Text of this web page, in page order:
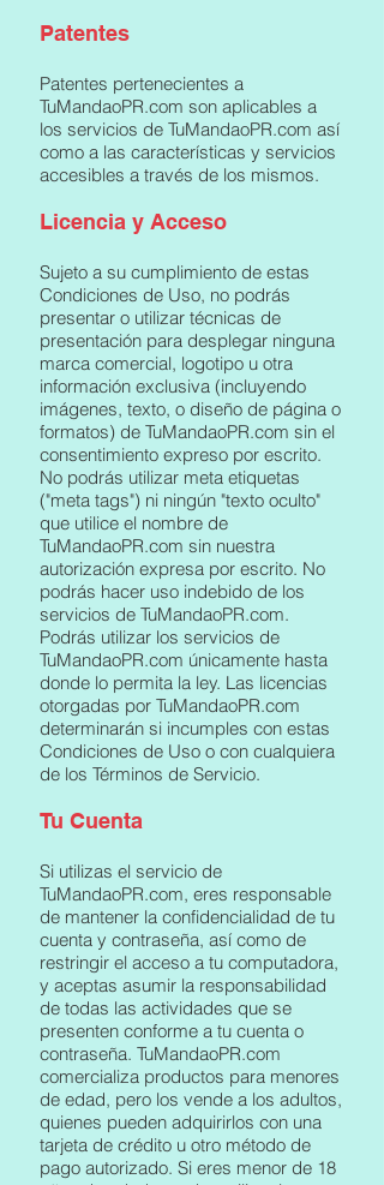
Patentes
Patentes pertenecientes a
TuMandaoPR.com son aplicables a
los servicios de TuMandaoPR.com así
como a las características y servicios
accesibles a través de los mismos.
Licencia y Acceso
Sujeto a su cumplimiento de estas
Condiciones de Uso, no podrás
presentar o utilizar técnicas de
presentación para desplegar ninguna
marca comercial, logotipo u otra
información exclusiva (incluyendo
imágenes, texto, o diseño de página o
formatos) de TuMandaoPR.com sin el
consentimiento expreso por escrito.
No podrás utilizar meta etiquetas
("meta tags") ni ningún "texto oculto"
que utilice el nombre de
TuMandaoPR.com sin nuestra
autorización expresa por escrito. No
podrás hacer uso indebido de los
servicios de TuMandaoPR.com.
Podrás utilizar los servicios de
TuMandaoPR.com únicamente hasta
donde lo permita la ley. Las licencias
otorgadas por TuMandaoPR.com
determinarán si incumples con estas
Condiciones de Uso o con cualquiera
de los Términos de Servicio.
Tu Cuenta
Si utilizas el servicio de
TuMandaoPR.com, eres responsable
de mantener la confidencialidad de tu
cuenta y contraseña, así como de
restringir el acceso a tu computadora,
y aceptas asumir la responsabilidad
de todas las actividades que se
presenten conforme a tu cuenta o
contraseña. TuMandaoPR.com
comercializa productos para menores
de edad, pero los vende a los adultos,
quienes pueden adquirirlos con una
tarjeta de crédito u otro método de
pago autorizado. Si eres menor de 18